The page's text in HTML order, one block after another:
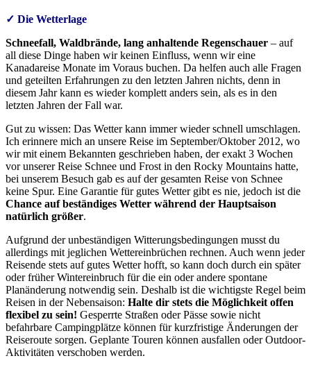
✓ Die Wetterlage
Schneefall, Waldbrände, lang anhaltende Regenschauer – auf
all diese Dinge haben wir keinen Einfluss, wenn wir eine
Kanadareise Monate im Voraus buchen. Da helfen auch alle Fragen
und geteilten Erfahrungen zu den letzten Jahren nichts, denn in
diesem Jahr kann es wieder komplett anders sein, als es in den
letzten Jahren der Fall war.
Gut zu wissen: Das Wetter kann immer wieder schnell umschlagen.
Ich erinnere mich an unsere Reise im September/Oktober 2012, wo
wir mit einem Bekannten geschrieben haben, der exakt 3 Wochen
vor unserer Reise Schnee und Frost in den Rocky Mountains hatte,
bei unserem Besuch gab es auf der gesamten Reise von Schnee
keine Spur. Eine Garantie für gutes Wetter gibt es nie, jedoch ist die
Chance auf beständiges Wetter während der Hauptsaison
natürlich größer.
Aufgrund der unbeständigen Witterungsbedingungen musst du
allerdings mit jeglichen Wettereinbrüchen rechnen. Auch wenn jeder
Reisende stets auf gutes Wetter hofft, so kann doch durch ein später
oder früher Wintereinbruch für die ein oder andere spontane
Planänderung notwendig sein. Deshalb ist die wichtigste Regel beim
Reisen in der Nebensaison: Halte dir stets die Möglichkeit offen
flexibel zu sein! Gesperrte Straßen oder Pässe sowie nicht
befahrbare Campingplätze können für kurzfristige Änderungen der
Reiseroute sorgen. Geplante Touren können ausfallen oder Outdoor-
Aktivitäten verschoben werden.